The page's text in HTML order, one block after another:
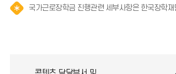
)
(
표
화
쪽
국가근로장학금 진행관련 세부사항은 한국장학